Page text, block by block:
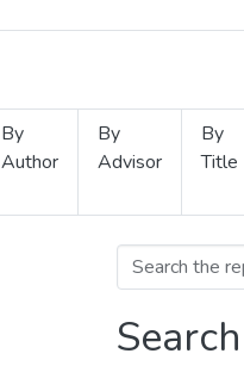
By
Author
By
Advisor
By
Title